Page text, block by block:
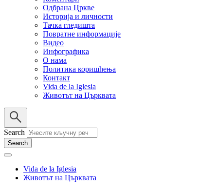
Одбрана Цркве
Историја и личности
Тачка гледишта
Повратне информације
Видео
Инфографика
О нама
Политика коришћења
Контакт
Vida de la Iglesia
Животът на Църквата
Search
Vida de la Iglesia
Животът на Църквата